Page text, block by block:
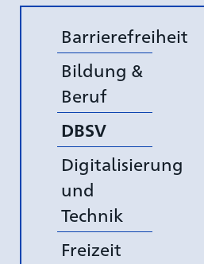
Barrierefreiheit
Bildung &
Beruf
DBSV
Digitalisierung
und
Technik
Freizeit